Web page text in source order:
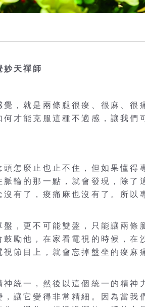
妙天禪師
，就是兩條腿很痠、很麻、很
才能克服這種不適感，讓我們
怎麼止也止不住，但如果懂得
輪的那一點，就會發現，除了
有了，痠痛麻也沒有了。所以
，更不可能雙盤，只能讓兩條
勵他，在家看電視的時候，在
節目上，就會忘掉盤坐的痠麻
統一，然後以這個統一的精神
讓它變得非常精細。因為當我